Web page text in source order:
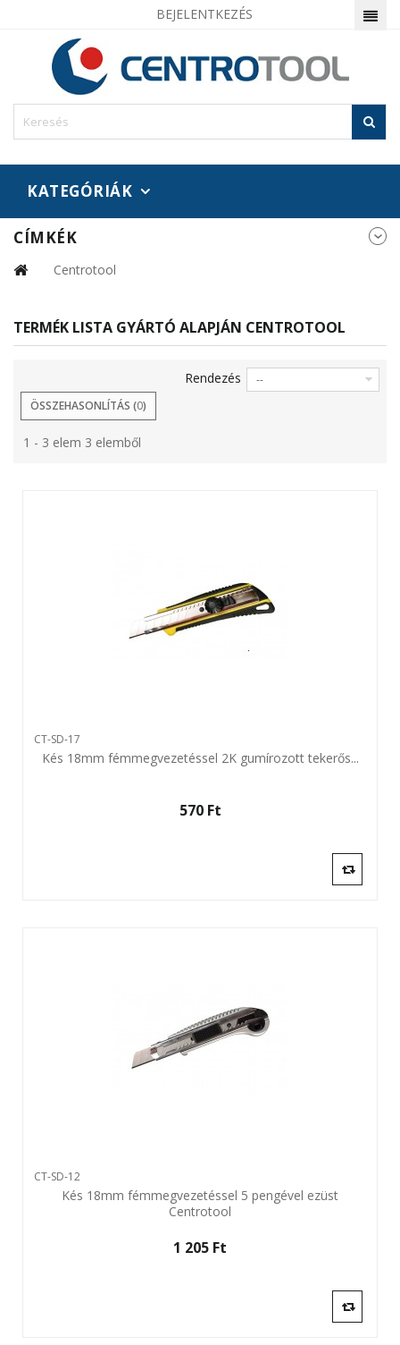
BEJELENTKEZÉS
KATEGÓRIÁK
CÍMKÉK
Centrotool
TERMÉK LISTA GYÁRTÓ ALAPJÁN CENTROTOOL
Rendezés
--
ÖSSZEHASONLÍTÁS (0)
1 - 3 elem 3 elemből
CT-SD-17
Kés 18mm fémmegvezetéssel 2K gumírozott tekerős...
570 Ft‎
CT-SD-12
Kés 18mm fémmegvezetéssel 5 pengével ezüst
Centrotool
1 205 Ft‎